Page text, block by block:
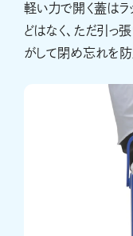
軽い力で開く蓋はラ
どはなく、ただ引っ
がして閉め忘れを防